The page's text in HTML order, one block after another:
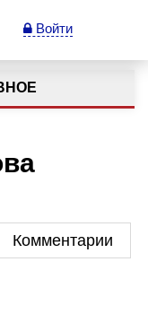
Войти
Комментарии